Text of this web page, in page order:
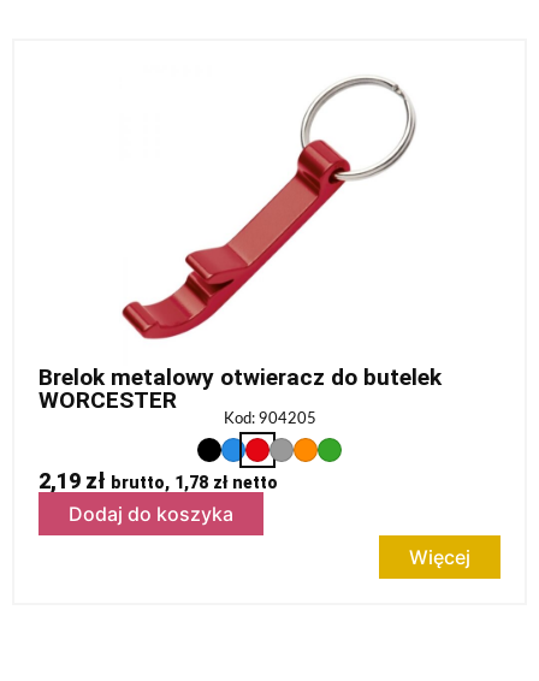
Brelok metalowy otwieracz do butelek
WORCESTER
Kod: 904205
2,19 zł brutto, 1,78 złnetto
Dodaj do koszyka
Więcej